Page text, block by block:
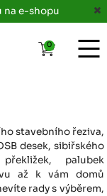
na e-shopu
stavebního řeziva,
desek, sibiřského
palubek
až k vám domů
rady s výběrem,
0